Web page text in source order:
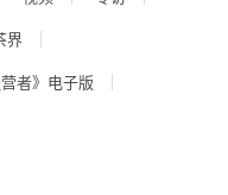
界
营者》电子版